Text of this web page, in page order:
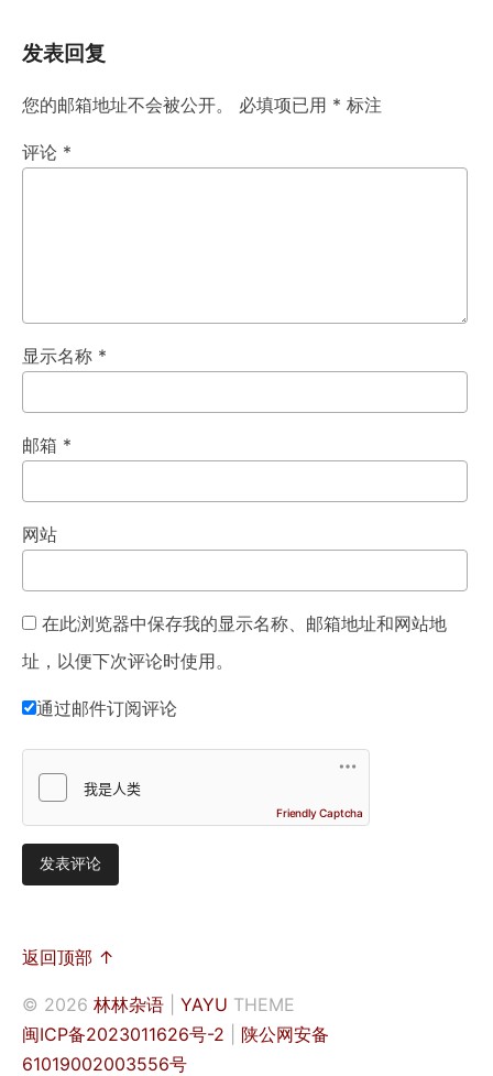
发表回复
您的邮箱地址不会被公开。 必填项已用 * 标注
评论 *
显示名称 *
邮箱 *
网站
在此浏览器中保存我的显示名称、邮箱地址和网站地
址，以便下次评论时使用。
通过邮件订阅评论
Friendly Captcha
返回顶部 ↑
© 2026 林林杂语 YAYU THEME
闽ICP备2023011626号-2
陕公网安备
61019002003556号